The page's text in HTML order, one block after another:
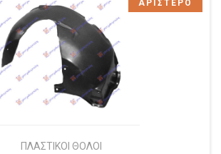
ΠΛΑΣΤΙΚΟΙ ΘΟΛΟΙ
ΑΡΙΣΤΕΡΟ